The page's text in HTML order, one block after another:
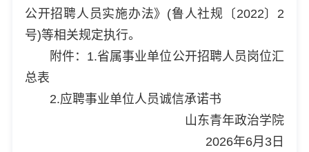
公开招聘人员实施办法》(鲁人社规〔2022〕2
号)等相关规定执行。
附件：1.省属事业单位公开招聘人员岗位汇
总表
2.应聘事业单位人员诚信承诺书
山东青年政治学院
2026年6月3日